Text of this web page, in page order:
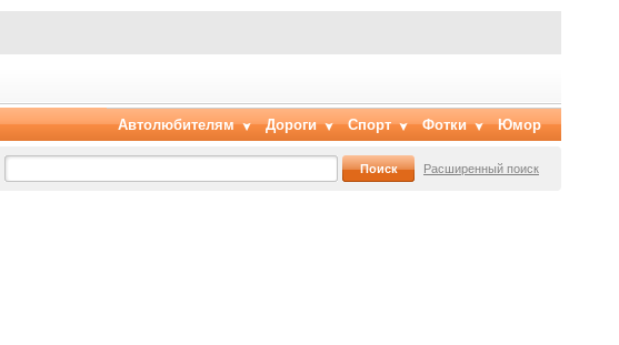
Автолюбителям Дороги Спорт Фотки Юмор
Расширенный поиск